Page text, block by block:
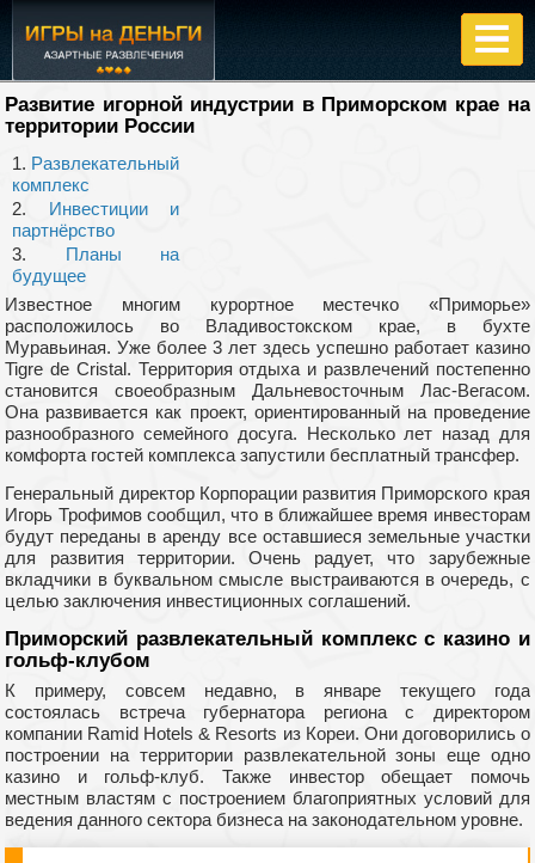
Развитие игорной индустрии в Приморском крае на
территории России
1. Развлекательный
комплекс
2. Инвестиции и
партнёрство
3. Планы на
будущее
Известное многим курортное местечко «Приморье»
расположилось во Владивостокском крае, в бухте
Муравьиная. Уже более 3 лет здесь успешно работает казино
Tigre de Cristal. Территория отдыха и развлечений постепенно
становится своеобразным Дальневосточным Лас-Вегасом.
Она развивается как проект, ориентированный на проведение
разнообразного семейного досуга. Несколько лет назад для
комфорта гостей комплекса запустили бесплатный трансфер.
Генеральный директор Корпорации развития Приморского края
Игорь Трофимов сообщил, что в ближайшее время инвесторам
будут переданы в аренду все оставшиеся земельные участки
для развития территории. Очень радует, что зарубежные
вкладчики в буквальном смысле выстраиваются в очередь, с
целью заключения инвестиционных соглашений.
Приморский развлекательный комплекс с казино и
гольф-клубом
К примеру, совсем недавно, в январе текущего года
состоялась встреча губернатора региона с директором
компании Ramid Hotels & Resorts из Кореи. Они договорились о
построении на территории развлекательной зоны еще одно
казино и гольф-клуб. Также инвестор обещает помочь
местным властям с построением благоприятных условий для
ведения данного сектора бизнеса на законодательном уровне.